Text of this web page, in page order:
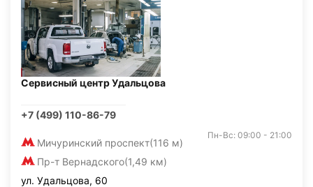
Сервисный центр Удальцова
+7 (499) 110-86-79
Мичуринский проспект(116 м)
Пр-т Вернадского(1,49 км)
Пн-Вс: 09:00 - 21:00
ул. Удальцова, 60